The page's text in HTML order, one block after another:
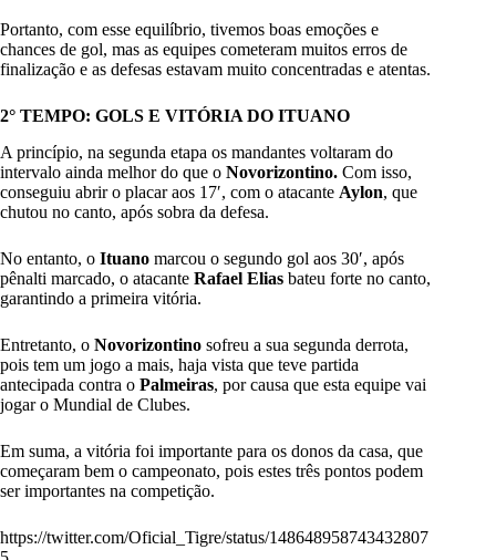
Portanto, com esse equilíbrio, tivemos boas emoções e
chances de gol, mas as equipes cometeram muitos erros de
finalização e as defesas estavam muito concentradas e atentas.
2° TEMPO: GOLS E VITÓRIA DO ITUANO
A princípio, na segunda etapa os mandantes voltaram do
intervalo ainda melhor do que o Novorizontino. Com isso,
conseguiu abrir o placar aos 17′, com o atacante Aylon, que
chutou no canto, após sobra da defesa.
No entanto, o Ituano marcou o segundo gol aos 30′, após
pênalti marcado, o atacante Rafael Elias bateu forte no canto,
garantindo a primeira vitória.
Entretanto, o Novorizontino sofreu a sua segunda derrota,
pois tem um jogo a mais, haja vista que teve partida
antecipada contra o Palmeiras, por causa que esta equipe vai
jogar o Mundial de Clubes.
Em suma, a vitória foi importante para os donos da casa, que
começaram bem o campeonato, pois estes três pontos podem
ser importantes na competição.
https://twitter.com/Oficial_Tigre/status/148648958743432807